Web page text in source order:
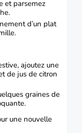
et parsemez
d’un plat
ajoutez une
de jus de citron
graines de
une nouvelle